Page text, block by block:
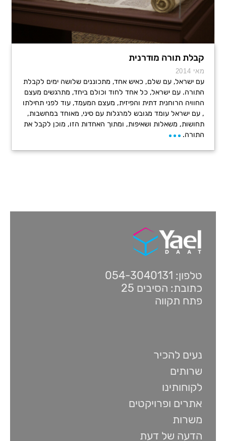
קבלת תורה מודרנית
מאי 2014
עם ישראל, עם שלם, כאיש אחד, מתכוננים שלושה ימים לקבלת
התורה. עם ישראל, כל אחד לחוד וכולם ביחד, מתרגשים מעצם
החוויה הרוחנית דתית והפיזית, מעצם המעמד, עוד לפני תחילתו
, עם ישראל עומד מגובש למרגלות עם סיני, מאוחד במחשבות,
תחושות, משאלות ושאיפות, ומתוך האחדות הזו, מוכן לקבל את
התורה.
טלפון: 054-3040131
כתובת: הסיבים 25
פתח תקווה
נעים להכיר
שרותים
לקוחותינו
אתרים ופרויקטים
משרות
הדעה של דעת